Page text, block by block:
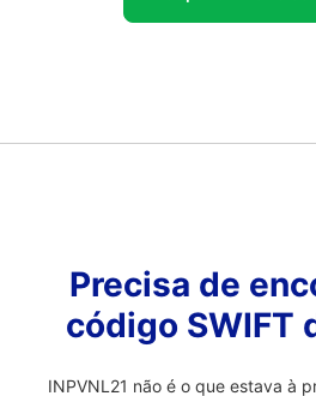
Precisa de
código SWIFT
INPVNL21 não é o que estava à